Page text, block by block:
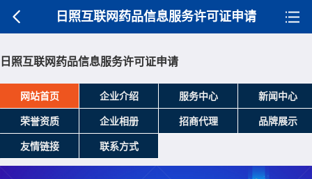
日照互联网药品信息服务许可证申请
日照互联网药品信息服务许可证申请
网站首页 企业介绍 服务中心 新闻中心
荣誉资质 企业相册 招商代理 品牌展示
友情链接 联系方式